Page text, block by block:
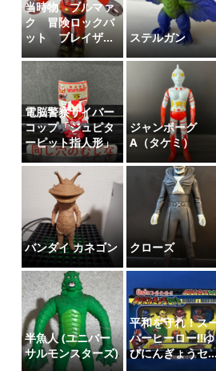
当時物 ブルマァ
ク 冒険ロックバ
ット ブレイザ...
ステルガン
電脳警察サイバー
コップ「ジュピタ
ーピット指人形」
ジャンボーグ
A（タケミ）
バンダイ カネゴン クローズ
半魚人 (ユニバー
サルモンスターズ)
平和を守れ！ス
パーヒーロー‼︎ゆ
びにんぎょうセ